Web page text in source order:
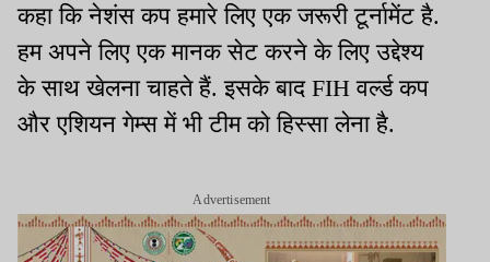
कहा कि नेशंस कप हमारे लिए एक जरूरी टूर्नामेंट है.
हम अपने लिए एक मानक सेट करने के लिए उद्देश्य
के साथ खेलना चाहते हैं. इसके बाद FIH वर्ल्ड कप
और एशियन गेम्स में भी टीम को हिस्सा लेना है.
Advertisement